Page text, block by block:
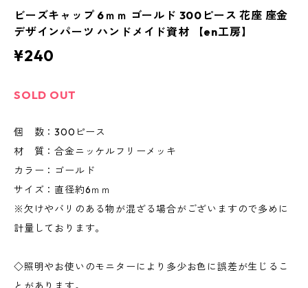
ビーズキャップ 6ｍｍ ゴールド 300ピース 花座 座金
デザインパーツ ハンドメイド資材 【en工房】
¥240
SOLD OUT
個 数：300ピース
材 質：合金ニッケルフリーメッキ
カラー：ゴールド
サイズ：直径約6ｍｍ
※欠けやバリのある物が混ざる場合がございますので多めに
計量しております。
◇照明やお使いのモニターにより多少お色に誤差が生じるこ